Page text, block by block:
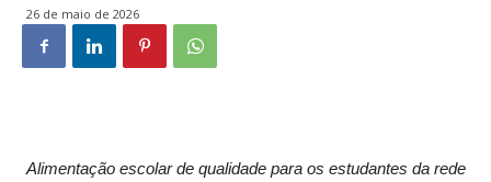
26 de maio de 2026
Alimentação escolar de qualidade para os estudantes da rede